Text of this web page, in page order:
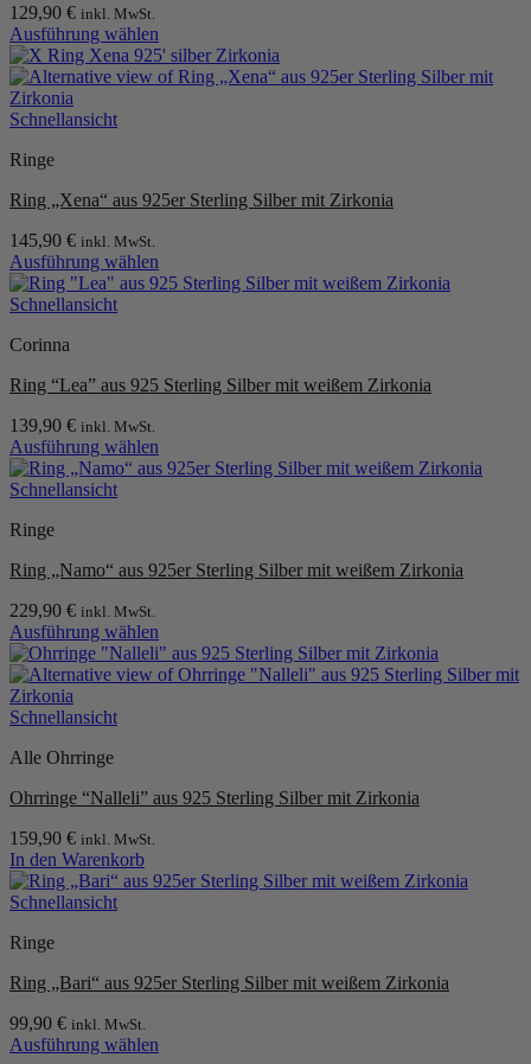
auf
der
Produktseite
gewählt
werden
129,90 € inkl. MwSt.
Ausführung wählen
Dieses
Produkt
weist
mehrere
auf.
Optionen
auf
der
Produktseite
gewählt
Schnellansicht
Ringe
Ring „Xena“ aus 925er Sterling Silber mit Zirkonia
145,90 € inkl. MwSt.
Ausführung wählen
Dieses
Produkt
mehrere
auf.
Optionen
können
auf
der
gewählt
werden
Schnellansicht
Corinna
Ring “Lea” aus 925 Sterling Silber mit weißem Zirkonia
139,90 € inkl. MwSt.
Ausführung wählen
Dieses
Produkt
mehrere
auf.
Optionen
können
auf
der
Produktseite
gewählt
Schnellansicht
Ringe
Ring „Namo“ aus 925er Sterling Silber mit weißem Zirkonia
229,90 € inkl. MwSt.
Ausführung wählen
Dieses
Produkt
weist
mehrere
auf.
Optionen
auf
der
Produktseite
gewählt
Schnellansicht
Alle Ohrringe
Ohrringe “Nalleli” aus 925 Sterling Silber mit Zirkonia
159,90 € inkl. MwSt.
In den Warenkorb
Schnellansicht
Ringe
Ring „Bari“ aus 925er Sterling Silber mit weißem Zirkonia
99,90 € inkl. MwSt.
Ausführung wählen